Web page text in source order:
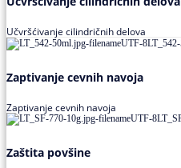
Učvršćivanje cilindričnih delova
Zaptivanje cevnih navoja
Zaptivanje cevnih navoja
Zaštita povšine